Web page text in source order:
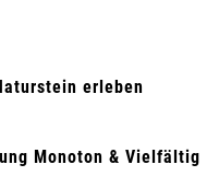
erleben
Monoton & Vielfältig